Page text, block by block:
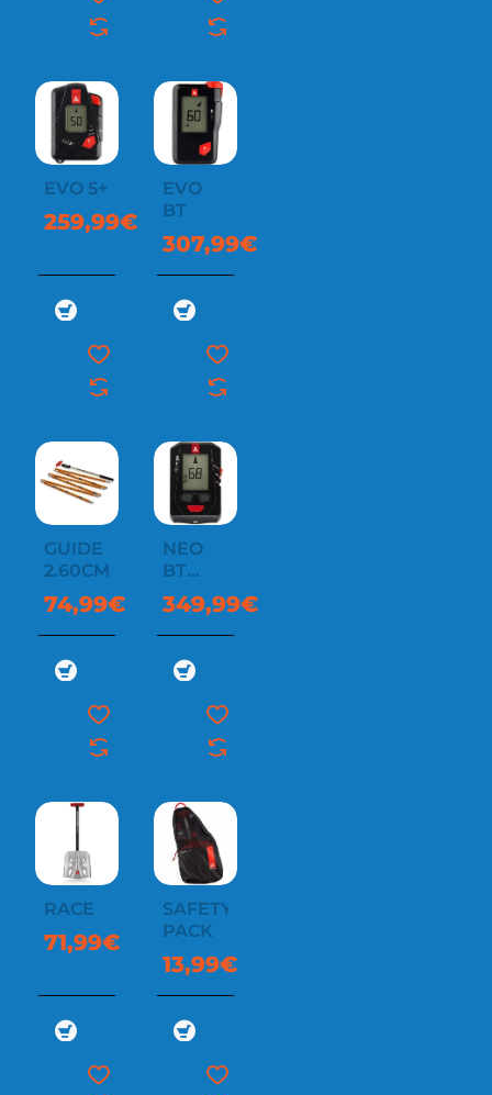
EVO 5+
259,99€
EVO
BT
307,99€
GUIDE
2.60CM
74,99€
NEO
BT
PRO
349,99€
RACE
71,99€
SAFETY
PACK
13,99€